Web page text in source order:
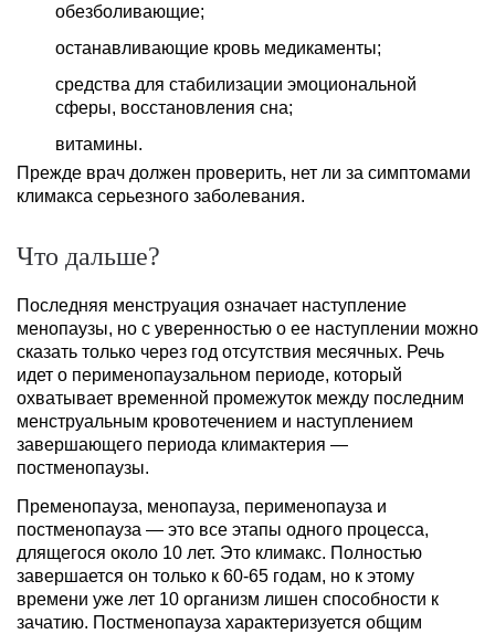
обезболивающие;
останавливающие кровь медикаменты;
средства для стабилизации эмоциональной
сферы, восстановления сна;
витамины.
Прежде врач должен проверить, нет ли за симптомами
климакса серьезного заболевания.
Что дальше?
Последняя менструация означает наступление
менопаузы, но с уверенностью о ее наступлении можно
сказать только через год отсутствия месячных. Речь
идет о перименопаузальном периоде, который
охватывает временной промежуток между последним
менструальным кровотечением и наступлением
завершающего периода климактерия —
постменопаузы.
Пременопауза, менопауза, перименопауза и
постменопауза — это все этапы одного процесса,
длящегося около 10 лет. Это климакс. Полностью
завершается он только к 60-65 годам, но к этому
времени уже лет 10 организм лишен способности к
зачатию. Постменопауза характеризуется общим